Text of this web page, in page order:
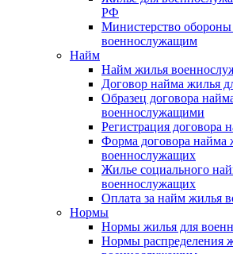
РФ
Министерство
военнослужащим
Найм
Найм жилья
Договор найма жилья
Образец договора
военнослужащими
Регистрация договора
Форма договора найма
военнослужащих
Жилье социального
военнослужащих
Оплата за найм жилья
Нормы
Нормы жилья для
Нормы распределения